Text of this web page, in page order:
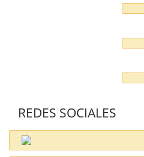
REDES SOCIALES